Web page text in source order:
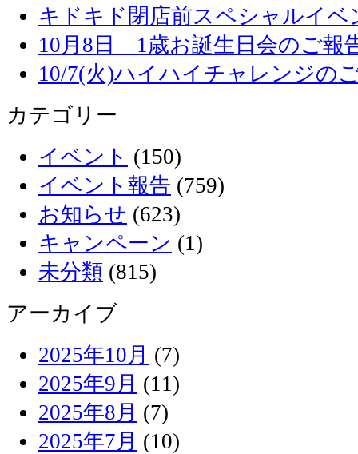
キドキド閉店前スペシャルイベ
10月8日 1歳お誕生日会のご報
10/7(火)ハイハイチャレンジの
カテゴリー
イベント (150)
イベント報告 (759)
お知らせ (623)
キャンペーン (1)
未分類 (815)
アーカイブ
2025年10月 (7)
2025年9月 (11)
2025年8月 (7)
2025年7月 (10)